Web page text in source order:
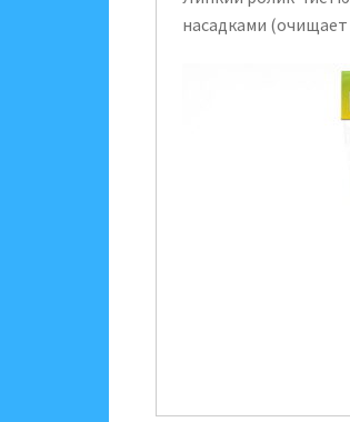
насадками